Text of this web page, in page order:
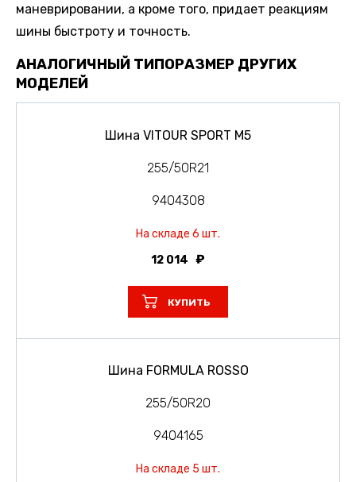
маневрировании, а кроме того, придает реакциям
шины быстроту и точность.
АНАЛОГИЧНЫЙ ТИПОРАЗМЕР ДРУГИХ
МОДЕЛЕЙ
Шина VITOUR SPORT M5
255/50R21
9404308
На складе 6 шт.
12 014
КУПИТЬ
Шина FORMULA ROSSO
255/50R20
9404165
На складе 5 шт.